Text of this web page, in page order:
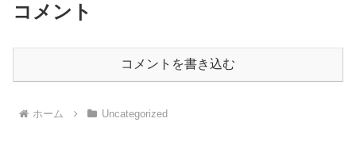
コメント
コメントを書き込む
ホーム Uncategorized